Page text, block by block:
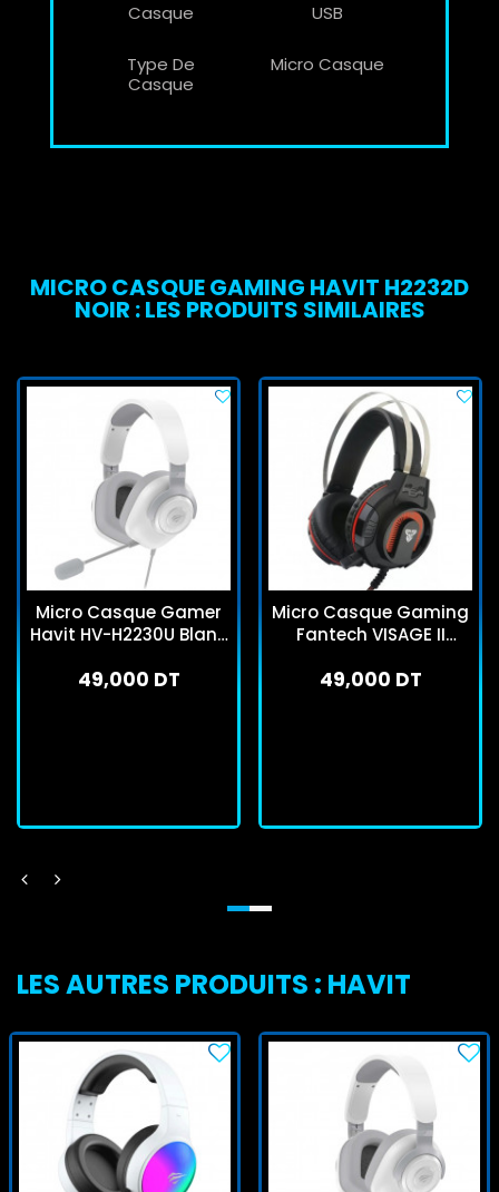
Casque
USB
Type De
Casque
Micro Casque
MICRO CASQUE GAMING HAVIT H2232D
NOIR : LES PRODUITS SIMILAIRES
Micro Casque Gamer
Havit HV-H2230U Blanc
49,000 DT
Micro Casque Gaming
Fantech VISAGE II
49,000 DT
LES AUTRES PRODUITS : HAVIT